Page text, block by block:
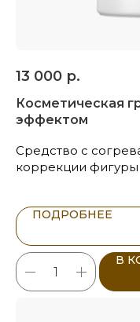
13 000 р.
Косметическая
эффектом
Средство с
коррекции фигуры
ПОДРОБНЕЕ
В